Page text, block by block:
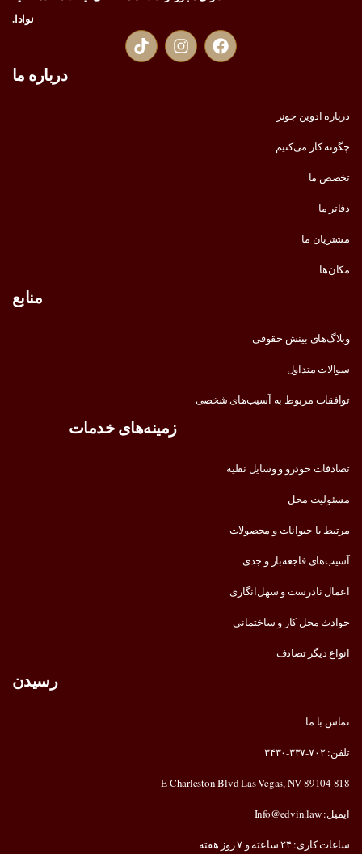
نوادا.
درباره ما
درباره ادوین جونز
چگونه کار می‌کنیم
تخصص ما
دفاتر ما
مشتریان ما
مکان‌ها
منابع
وبلاگ‌های بینش حقوقی
سوالات متداول
توافقات مربوط به آسیب‌های شخصی
زمینه‌های خدمات
تصادفات خودرو و وسایل نقلیه
مسئولیت محل
مرتبط با حیوانات و محصولات
آسیب‌های فاجعه‌بار و جدی
اعمال نادرست و سهل‌انگاری
حوادث محل کار و ساختمانی
انواع دیگر تصادف
رسیدن
تماس با ما
تلفن: ۷۰۲-۳۳۷-۳۴۳۰
818 E Charleston Blvd Las Vegas, NV 89104
ایمیل: Info@edvin.law
ساعات کاری: ۲۴ ساعته و ۷ روز هفته